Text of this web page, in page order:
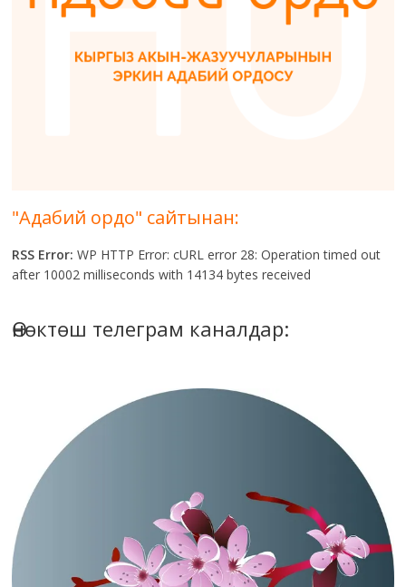
"Адабий ордо" сайтынан:
RSS Error: WP HTTP Error: cURL error 28: Operation timed out
after 10002 milliseconds with 14134 bytes received
Өнөктөш телеграм каналдар: